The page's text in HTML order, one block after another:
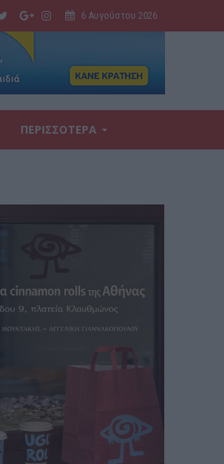
6 Αυγούστου 2026
ΠΕΡΙΣΣΟΤΕΡΑ